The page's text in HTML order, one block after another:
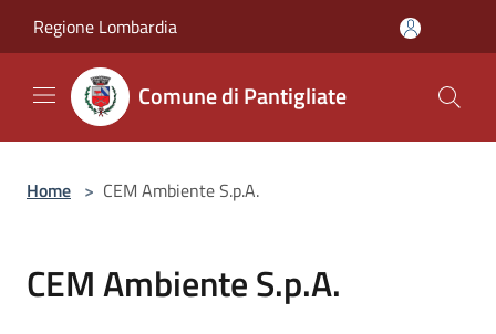
Regione Lombardia
Comune di Pantigliate
Home > CEM Ambiente S.p.A.
CEM Ambiente S.p.A.